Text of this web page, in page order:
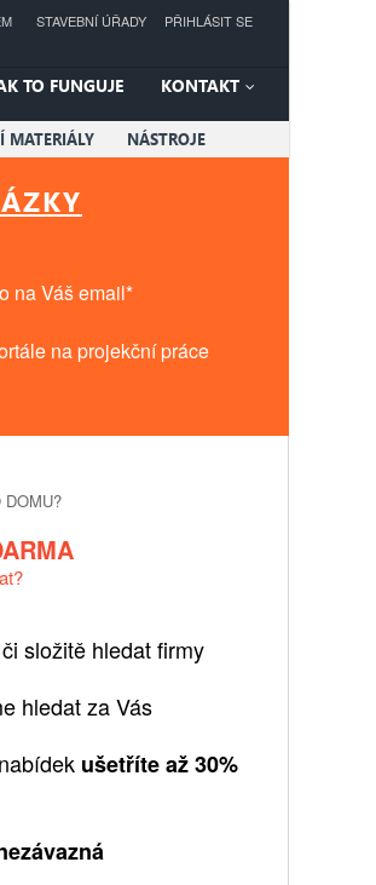
PŘIHLÁSIT SE
STAVEBNÍ ÚŘADY
TO FUNGUJE KONTAKT
MATERIÁLY NÁSTROJE
na Váš email*
na projekční práce
DOMU?
složitě hledat firmy
hledat za Vás
ušetříte až 30%